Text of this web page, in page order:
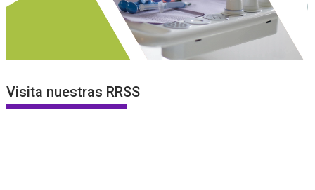
Visita nuestras RRSS